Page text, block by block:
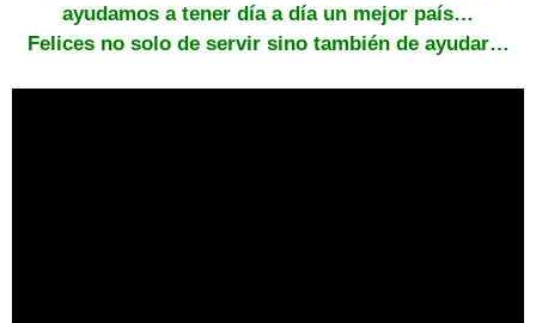
ayudamos a tener día a día un mejor país…
Felices no solo de servir sino también de ayudar…